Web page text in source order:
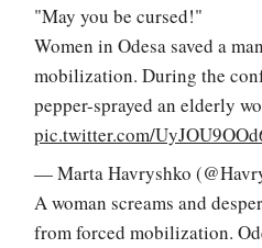
"May you be cursed!"
Women in Odesa saved a
mobilization. During the
pepper-sprayed an elderly
pic.twitter.com/
— Marta Havryshko
A woman screams and
from forced mobilization.